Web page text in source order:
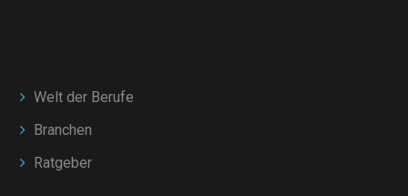
Welt der Berufe
Branchen
Ratgeber